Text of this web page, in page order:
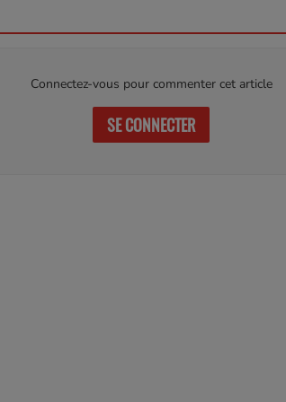
Connectez-vous pour commenter cet article
SE CONNECTER